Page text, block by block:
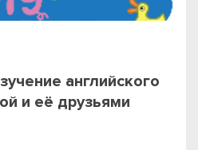
английского
и её друзьями